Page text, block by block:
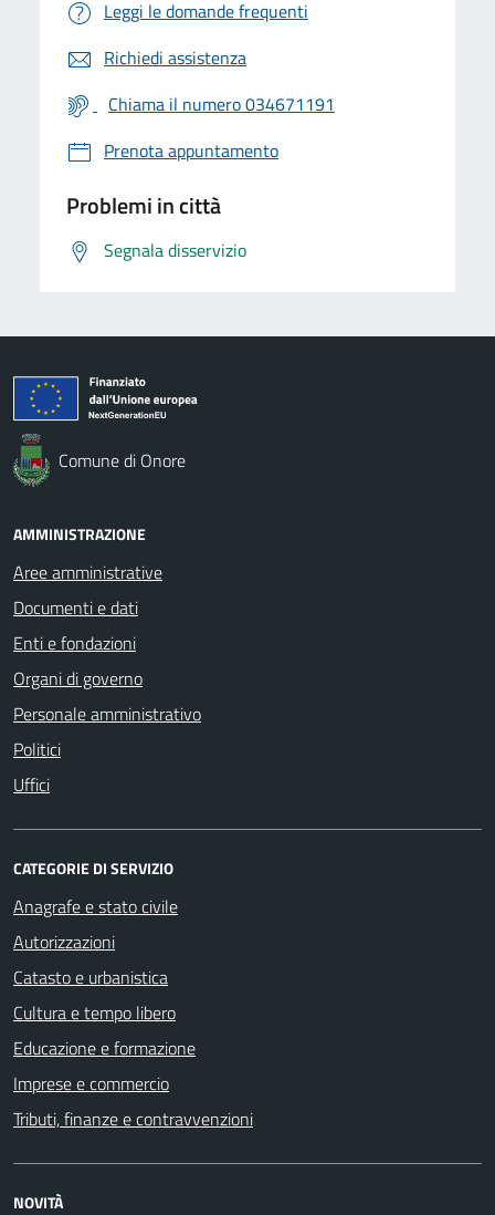
Leggi le domande frequenti
Richiedi assistenza
Chiama il numero 034671191
Prenota appuntamento
Problemi in città
Segnala disservizio
Comune di Onore
AMMINISTRAZIONE
Aree amministrative
Documenti e dati
Enti e fondazioni
Organi di governo
Personale amministrativo
Politici
Uffici
CATEGORIE DI SERVIZIO
Anagrafe e stato civile
Autorizzazioni
Catasto e urbanistica
Cultura e tempo libero
Educazione e formazione
Imprese e commercio
Tributi, finanze e contravvenzioni
NOVITÀ